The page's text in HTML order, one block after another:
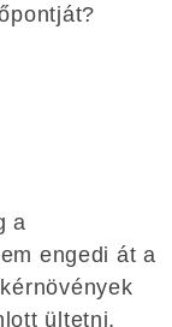
a
engedi át a
ültetni,